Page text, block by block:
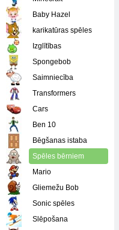
Baby Hazel
karikatūras spēles
Izglītības
Spongebob
Saimniecība
Transformers
Cars
Ben 10
Bēgšanas istaba
Spēles bērniem
Mario
Gliemežu Bob
Sonic spēles
Slēpošana